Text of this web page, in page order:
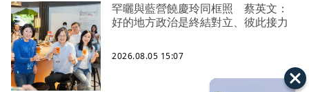
罕曬與藍營饒慶玲同框照 蔡英文：
好的地方政治是終結對立、彼此接力
2026.08.05 15:07